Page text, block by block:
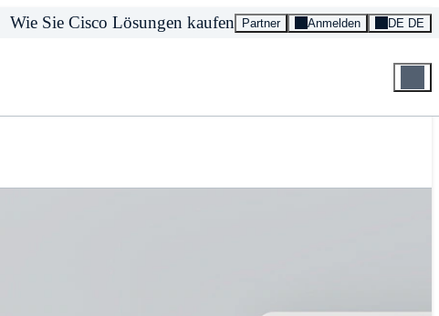
Wie Sie Cisco Lösungen kaufen Partner Anmelden DE DE